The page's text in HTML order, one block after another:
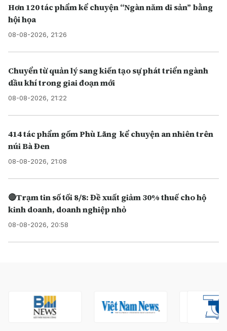
Hơn 120 tác phẩm kể chuyện “Ngàn năm di sản” bằng
hội họa
08-08-2026, 21:26
Chuyển từ quản lý sang kiến tạo sự phát triển ngành
dầu khí trong giai đoạn mới
08-08-2026, 21:22
414 tác phẩm gốm Phù Lãng kể chuyện an nhiên trên
núi Bà Đen
08-08-2026, 21:08
🔴Trạm tin số tối 8/8: Đề xuất giảm 30% thuế cho hộ
kinh doanh, doanh nghiệp nhỏ
08-08-2026, 20:58